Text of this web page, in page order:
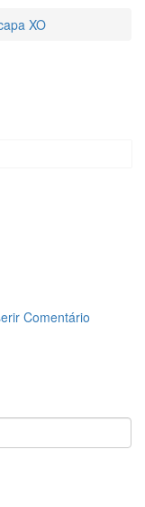
XO
Comentário